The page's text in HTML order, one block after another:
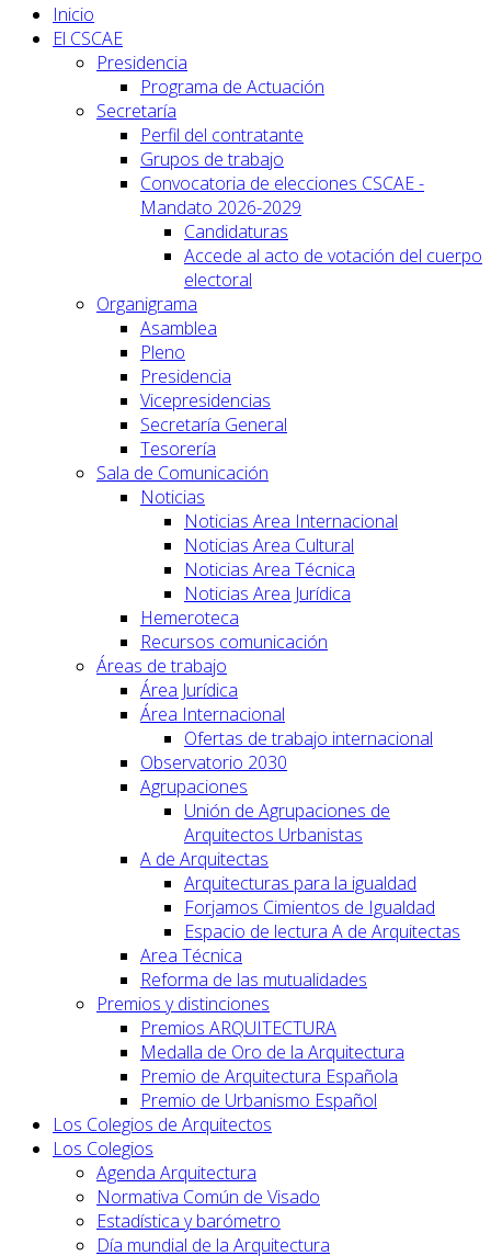
Inicio
El CSCAE
Presidencia
Programa de Actuación
Secretaría
Perfil del contratante
Grupos de trabajo
Convocatoria de elecciones CSCAE -
Mandato 2026-2029
Candidaturas
Accede al acto de votación del cuerpo
electoral
Organigrama
Asamblea
Pleno
Presidencia
Vicepresidencias
Secretaría General
Tesorería
Sala de Comunicación
Noticias
Noticias Area Internacional
Noticias Area Cultural
Noticias Area Técnica
Noticias Area Jurídica
Hemeroteca
Recursos comunicación
Áreas de trabajo
Área Jurídica
Área Internacional
Ofertas de trabajo internacional
Observatorio 2030
Agrupaciones
Unión de Agrupaciones de
Arquitectos Urbanistas
A de Arquitectas
Arquitecturas para la igualdad
Forjamos Cimientos de Igualdad
Espacio de lectura A de Arquitectas
Area Técnica
Reforma de las mutualidades
Premios y distinciones
Premios ARQUITECTURA
Medalla de Oro de la Arquitectura
Premio de Arquitectura Española
Premio de Urbanismo Español
Los Colegios de Arquitectos
Los Colegios
Agenda Arquitectura
Normativa Común de Visado
Estadística y barómetro
Día mundial de la Arquitectura